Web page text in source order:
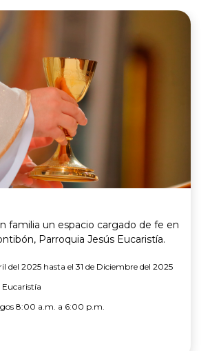
familia un espacio cargado de fe en
Parroquia Jesús Eucaristía.
del 2025 hasta el 31 de Diciembre del 2025
Eucaristía
8:00 a.m. a 6:00 p.m.